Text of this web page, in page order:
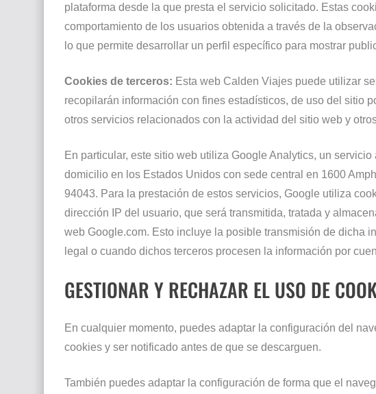
plataforma desde la que presta el servicio solicitado. Estas
comportamiento de los usuarios obtenida a través de la
lo que permite desarrollar un perfil específico para mostrar
Cookies de terceros: Esta web Calden Viajes puede utilizar
recopilarán información con fines estadísticos, de uso del sitio
otros servicios relacionados con la actividad del sitio web y
En particular, este sitio web utiliza Google Analytics, un
domicilio en los Estados Unidos con sede central en 1600
94043. Para la prestación de estos servicios, Google utiliza
dirección IP del usuario, que será transmitida, tratada y
web Google.com. Esto incluye la posible transmisión de dicha
legal o cuando dichos terceros procesen la información por
GESTIONAR Y RECHAZAR EL USO DE
En cualquier momento, puedes adaptar la configuración del
cookies y ser notificado antes de que se descarguen.
También puedes adaptar la configuración de forma que el